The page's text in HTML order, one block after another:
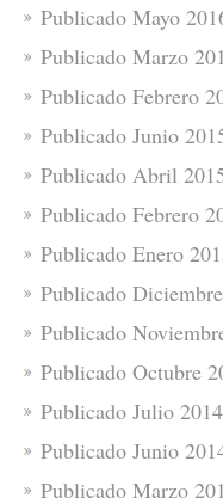
Publicado Mayo
Publicado Marzo
Publicado Febrero
Publicado Junio
Publicado Abril
Publicado Febrero
Publicado Enero
Publicado
Publicado
Publicado Octubre
Publicado Julio 2014
Publicado Junio
Publicado Marzo